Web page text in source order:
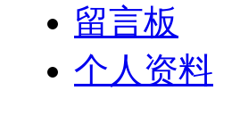
留言板
个人资料